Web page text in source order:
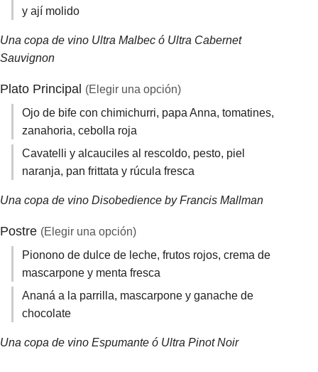
y ají molido
Una copa de vino Ultra Malbec ó Ultra Cabernet
Sauvignon
Plato Principal (Elegir una opción)
Ojo de bife con chimichurri, papa Anna, tomatines,
zanahoria, cebolla roja
Cavatelli y alcauciles al rescoldo, pesto, piel
naranja, pan frittata y rúcula fresca
Una copa de vino Disobedience by Francis Mallman
Postre (Elegir una opción)
Pionono de dulce de leche, frutos rojos, crema de
mascarpone y menta fresca
Ananá a la parrilla, mascarpone y ganache de
chocolate
Una copa de vino Espumante ó Ultra Pinot Noir